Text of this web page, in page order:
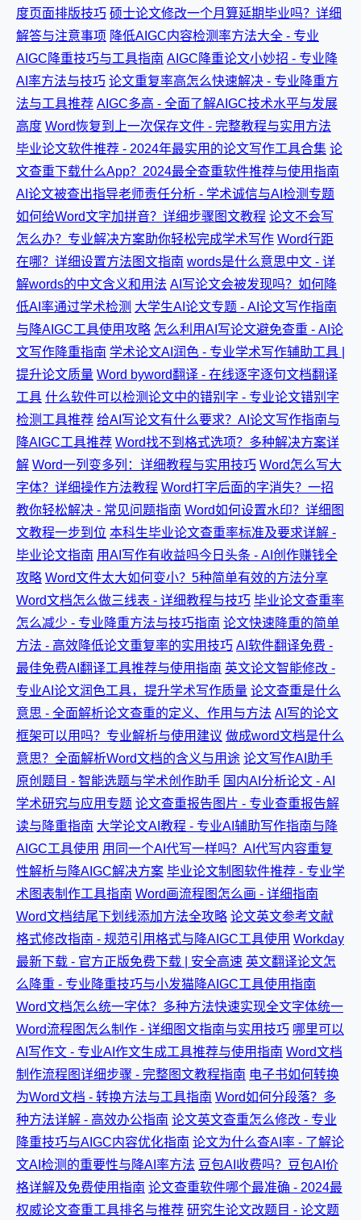
度页面排版技巧 硕士论文修改一个月算延期毕业吗？详细
解答与注意事项 降低AIGC内容检测率方法大全 - 专业
AIGC降重技巧与工具指南 AIGC降重论文小妙招 - 专业降
AI率方法与技巧 论文重复率高怎么快速解决 - 专业降重方
法与工具推荐 AIGC多高 - 全面了解AIGC技术水平与发展
高度 Word恢复到上一次保存文件 - 完整教程与实用方法
毕业论文软件推荐 - 2024年最实用的论文写作工具合集 论
文查重下载什么App？2024最全查重软件推荐与使用指南
AI论文被查出指导老师责任分析 - 学术诚信与AI检测专题
如何给Word文字加拼音？详细步骤图文教程 论文不会写
怎么办？专业解决方案助你轻松完成学术写作 Word行距
在哪？详细设置方法图文指南 words是什么意思中文 - 详
解words的中文含义和用法 AI写论文会被发现吗？如何降
低AI率通过学术检测 大学生AI论文专题 - AI论文写作指南
与降AIGC工具使用攻略 怎么利用AI写论文避免查重 - AI论
文写作降重指南 学术论文AI润色 - 专业学术写作辅助工具 |
提升论文质量 Word byword翻译 - 在线逐字逐句文档翻译
工具 什么软件可以检测论文中的错别字 - 专业论文错别字
检测工具推荐 给AI写论文有什么要求？AI论文写作指南与
降AIGC工具推荐 Word找不到格式选项？多种解决方案详
解 Word一列变多列：详细教程与实用技巧 Word怎么写大
字体？详细操作方法教程 Word打字后面的字消失？一招
教你轻松解决 - 常见问题指南 Word如何设置水印？详细图
文教程一步到位 本科生毕业论文查重率标准及要求详解 -
毕业论文指南 用AI写作有收益吗今日头条 - AI创作赚钱全
攻略 Word文件太大如何变小？5种简单有效的方法分享
Word文档怎么做三线表 - 详细教程与技巧 毕业论文查重率
怎么减少 - 专业降重方法与技巧指南 论文快速降重的简单
方法 - 高效降低论文重复率的实用技巧 AI软件翻译免费 -
最佳免费AI翻译工具推荐与使用指南 英文论文智能修改 -
专业AI论文润色工具，提升学术写作质量 论文查重是什么
意思 - 全面解析论文查重的定义、作用与方法 AI写的论文
框架可以用吗？专业解析与使用建议 做成word文档是什么
意思？全面解析Word文档的含义与用途 论文写作AI助手
原创题目 - 智能选题与学术创作助手 国内AI分析论文 - AI
学术研究与应用专题 论文查重报告图片 - 专业查重报告解
读与降重指南 大学论文AI教程 - 专业AI辅助写作指南与降
AIGC工具使用 用同一个AI代写一样吗？AI代写内容重复
性解析与降AIGC解决方案 毕业论文制图软件推荐 - 专业学
术图表制作工具指南 Word画流程图怎么画 - 详细指南
Word文档结尾下划线添加方法全攻略 论文英文参考文献
格式修改指南 - 规范引用格式与降AIGC工具使用 Workday
最新下载 - 官方正版免费下载 | 安全高速 英文翻译论文怎
么降重 - 专业降重技巧与小发猫降AIGC工具使用指南
Word文档怎么统一字体？多种方法快速实现全文字体统一
Word流程图怎么制作 - 详细图文指南与实用技巧 哪里可以
AI写作文 - 专业AI作文生成工具推荐与使用指南 Word文档
制作流程图详细步骤 - 完整图文教程指南 电子书如何转换
为Word文档 - 转换方法与工具指南 Word如何分段落？多
种方法详解 - 高效办公指南 论文英文查重怎么修改 - 专业
降重技巧与AIGC内容优化指南 论文为什么查AI率 - 了解论
文AI检测的重要性与降AI率方法 豆包AI收费吗？豆包AI价
格详解及免费使用指南 论文查重软件哪个最准确 - 2024最
权威论文查重工具排名与推荐 研究生论文改题目 - 论文题